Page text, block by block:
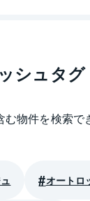
シュタグ
む物件を検索で
オートロ